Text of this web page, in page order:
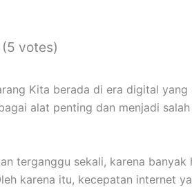
votes)
Kita berada di era digital yang
alat penting dan menjadi
terganggu sekali, karena banyak
karena itu, kecepatan internet